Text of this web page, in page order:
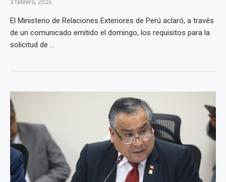
3 febrero, 2025
El Ministerio de Relaciones Exteriores de Perú aclaró, a través
de un comunicado emitido el domingo, los requisitos para la
solicitud de ...